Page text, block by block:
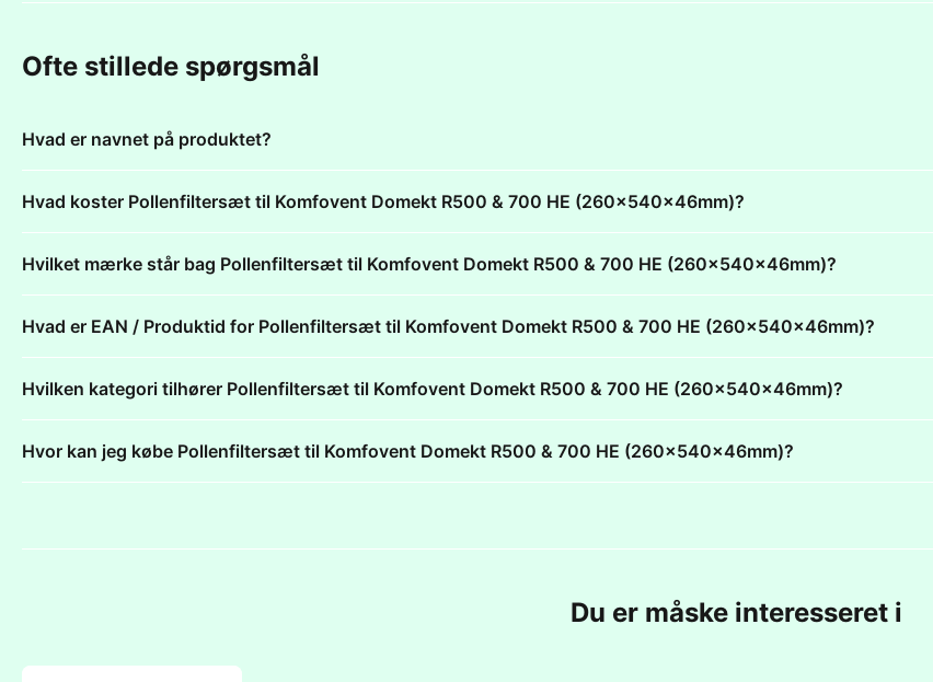
Ofte stillede spørgsmål
Hvad er navnet på produktet?
Hvad koster Pollenfiltersæt til Komfovent Domekt R500 & 700 HE (260x540x46mm)?
Hvilket mærke står bag Pollenfiltersæt til Komfovent Domekt R500 & 700 HE (260x540x46mm)?
Hvad er EAN / Produktid for Pollenfiltersæt til Komfovent Domekt R500 & 700 HE (260x540x46mm)?
Hvilken kategori tilhører Pollenfiltersæt til Komfovent Domekt R500 & 700 HE (260x540x46mm)?
Hvor kan jeg købe Pollenfiltersæt til Komfovent Domekt R500 & 700 HE (260x540x46mm)?
Du er måske interesseret i